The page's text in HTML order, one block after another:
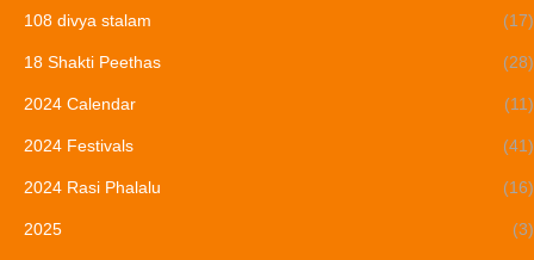
108 divya stalam (17)
18 Shakti Peethas (28)
2024 Calendar (11)
2024 Festivals (41)
2024 Rasi Phalalu (16)
2025 (3)